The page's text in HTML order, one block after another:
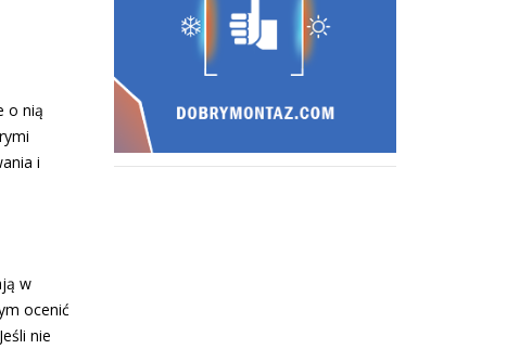
o nią
i
w
ocenić
nie